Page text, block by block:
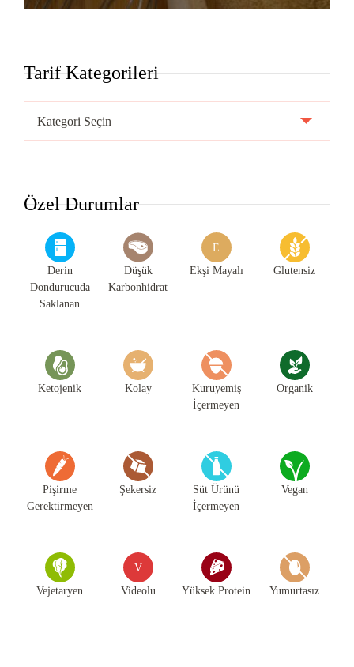
Tarif Kategorileri
Kategorileri
Özel Durumlar
Derin
Dondurucuda
Saklanan
Düşük
Karbonhidrat
E
Ekşi Mayalı Glutensiz
Ketojenik Kolay
Kuruyemiş
İçermeyen
Organik
Pişirme
Gerektirmeyen
Şekersiz
Süt Ürünü
İçermeyen
Vegan
Vejetaryen
V
Videolu Yüksek Protein Yumurtasız